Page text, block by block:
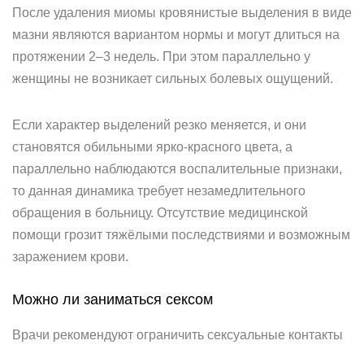
После удаления миомы кровянистые выделения в виде
мазни являются вариантом нормы и могут длиться на
протяжении 2–3 недель. При этом параллельно у
женщины не возникает сильных болевых ощущений.
Если характер выделений резко меняется, и они
становятся обильными ярко-красного цвета, а
параллельно наблюдаются воспалительные признаки,
то данная динамика требует незамедлительного
обращения в больницу. Отсутствие медицинской
помощи грозит тяжёлыми последствиями и возможным
заражением крови.
Можно ли заниматься сексом
Врачи рекомендуют ограничить сексуальные контакты